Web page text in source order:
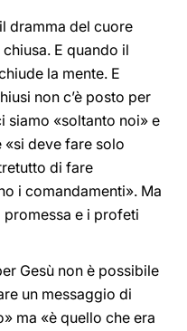
dramma del cuore
E quando il
la mente. E
non c’è posto per
siamo «soltanto noi» e
deve fare solo
di fare
i comandamenti». Ma
e i profeti
Gesù non è possibile
un messaggio di
ma «è quello che era